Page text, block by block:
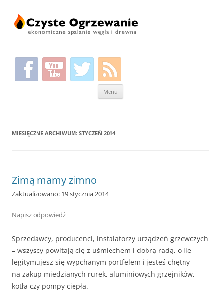
Menu
MIESIĘCZNE ARCHIWUM: STYCZEŃ 2014
Zimą mamy zimno
Zaktualizowano: 19 stycznia 2014
Napisz odpowiedź
Sprzedawcy, producenci, instalatorzy urządzeń grzewczych
– wszyscy powitają cię z uśmiechem i dobrą radą, o ile
legitymujesz się wypchanym portfelem i jesteś chętny
na zakup miedzianych rurek, aluminiowych grzejników,
kotła czy pompy ciepła.